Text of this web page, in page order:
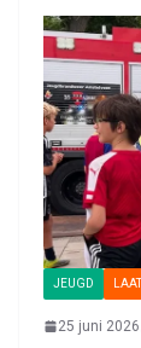
JEUGD
25 juni 2026